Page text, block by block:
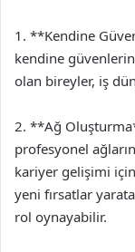
1. **Kendine
kendine
olan bireyler, iş
2. **Ağ
profesyonel
kariyer gelişimi
yeni fırsatlar
rol oynayabilir.